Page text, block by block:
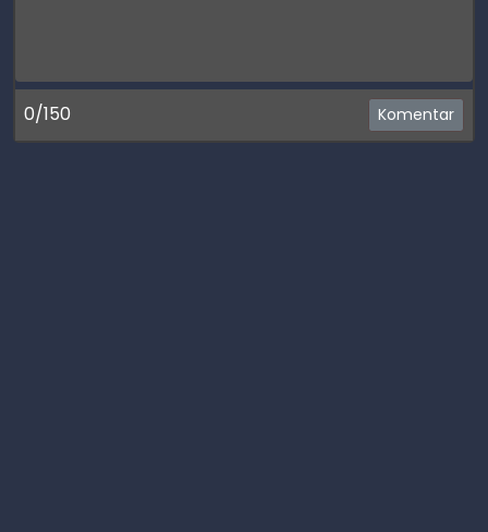
0/150 Komentar